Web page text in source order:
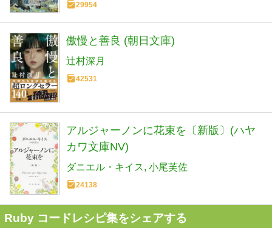
29954
傲慢と善良 (朝日文庫)
辻村深月
42531
アルジャーノンに花束を〔新版〕(ハヤ
カワ文庫NV)
ダニエル・キイス 小尾芙佐
24138
Ruby コードレシピ集をシェアする